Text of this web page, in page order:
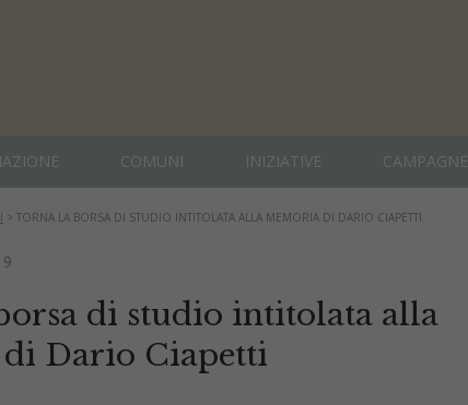
COMUNI INIZIATIVE CAMPAGNE
> TORNA LA BORSA DI STUDIO INTITOLATA ALLA MEMORIA DI DARIO CIAPETTI
di studio intitolata alla
Dario Ciapetti